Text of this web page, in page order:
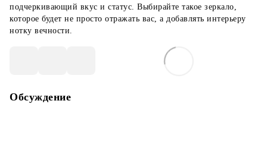
подчеркивающий вкус и статус. Выбирайте такое зеркало,
которое будет не просто отражать вас, а добавлять интерьеру
нотку вечности.
Обсуждение